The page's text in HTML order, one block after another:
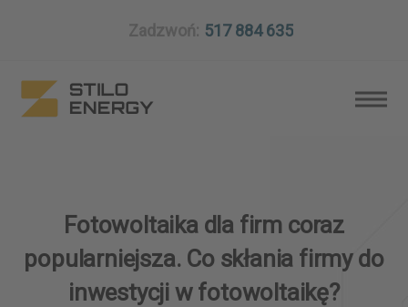
Zadzwoń: 517 884 635
Fotowoltaika dla firm coraz
popularniejsza. Co skłania firmy do
inwestycji w fotowoltaikę?